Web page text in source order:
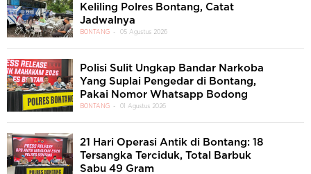
Keliling Polres Bontang, Catat
Jadwalnya
BONTANG 05 Agustus 2026
Polisi Sulit Ungkap Bandar Narkoba
Yang Suplai Pengedar di Bontang,
Pakai Nomor Whatsapp Bodong
BONTANG 01 Agustus 2026
21 Hari Operasi Antik di Bontang: 18
Tersangka Terciduk, Total Barbuk
Sabu 49 Gram